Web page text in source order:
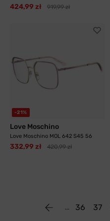
424,99 zł 919,99 zł
-21%
Love Moschino
Love Moschino MOL 642 S45 56
332,99 zł 420,99 zł
36 37